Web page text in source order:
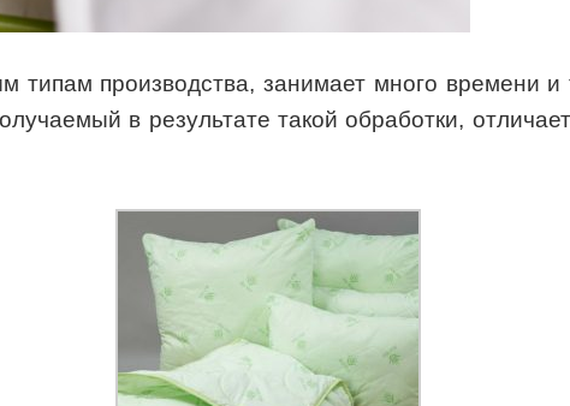
типам производства, занимает много времени
в результате такой обработки,